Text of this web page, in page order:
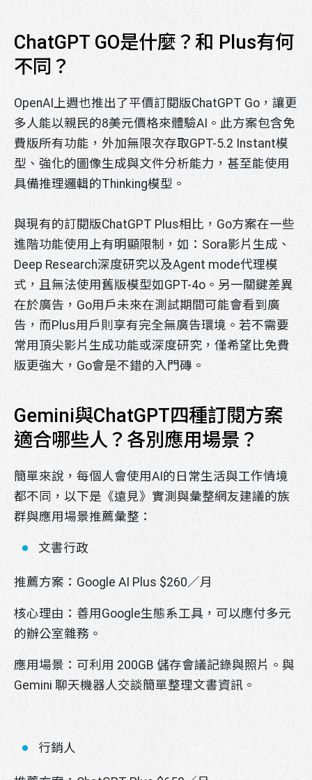
ChatGPT GO是什麼？和 Plus有何
不同？
OpenAI上週也推出了平價訂閱版ChatGPT Go，讓更
多人能以親民的8美元價格來體驗AI。此方案包含免
費版所有功能，外加無限次存取GPT-5.2 Instant模
型、強化的圖像生成與文件分析能力，甚至能使用
具備推理邏輯的Thinking模型。
與現有的訂閱版ChatGPT Plus相比，Go方案在一些
進階功能使用上有明顯限制，如：Sora影片生成、
Deep Research深度研究以及Agent mode代理模
式，且無法使用舊版模型如GPT-4o。另一關鍵差異
在於廣告，Go用戶未來在測試期間可能會看到廣
告，而Plus用戶則享有完全無廣告環境。若不需要
常用頂尖影片生成功能或深度研究，僅希望比免費
版更強大，Go會是不錯的入門磚。
Gemini與ChatGPT四種訂閱方案
適合哪些人？各別應用場景？
簡單來說，每個人會使用AI的日常生活與工作情境
都不同，以下是《遠見》實測與彙整網友建議的族
群與應用場景推薦彙整：
文書行政
推薦方案： Google AI Plus $260／月
核心理由： 善用Google生態系工具，可以應付多元
的辦公室雜務。
應用場景： 可利用 200GB 儲存會議記錄與照片。與
Gemini 聊天機器人交談簡單整理文書資訊。
行銷人
請先點選LINE應用程式搜尋欄位旁的掃描圖示，
再掃描此行動條碼。